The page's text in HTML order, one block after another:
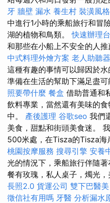
牙 牆壁 漏水 養生村 裝潢風格
中進行1小時的乘船旅行和冒
湖的植物和鳥類。快速辦理
和那些在小船上不安全的人推
中式料理外燴方案 老人助聽
這種有趣的事情可以歸因於
準備在生活的幫助下滿足盡可
照要帶什麼 餐盒 借助普通和
飲料專業，當然還有美味的
中。 產後護理 谷歌seo 我們
美食，甜點和街頭美食迷。
500米處，在Tisza的Tisza海
桃園按摩服務 搜尋引擎 安養
光的情況下，乘船旅行伴隨
餐有玫瑰，私人桌子，燭光，
長照2.0 貨運公司 雙下巴醫美
徵信社有用嗎 牙醫 分析漏水